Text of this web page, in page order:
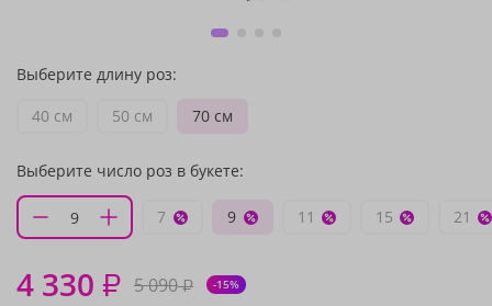
Выберите длину роз:
40 см
50 см 70 см
Выберите число роз в букете:
7 9 11 15 21
4 330 ₽ 5 090₽ -15%